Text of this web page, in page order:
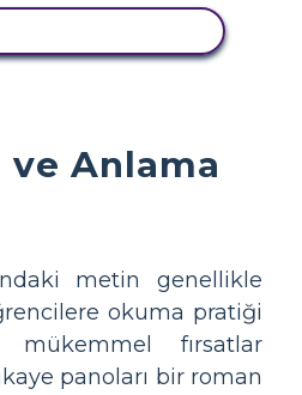
ve Anlama
metin genellikle
okuma pratiği
mükemmel fırsatlar
panoları bir roman